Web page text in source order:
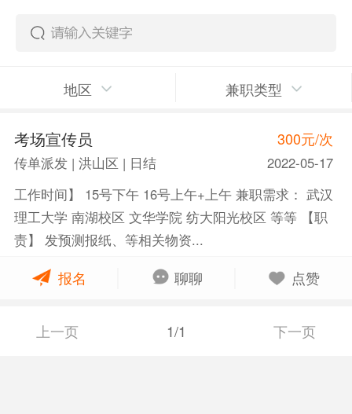
地区 兼职类型
考场宣传员 300元/次
传单派发 | 洪山区 | 日结
2022-05-17
工作时间】 15号下午 16号上午+上午 ️兼职需求： 武汉
理工大学 南湖校区 文华学院 纺大阳光校区 等等 【职
责】 发预测报纸、等相关物资...
报名 聊聊 点赞
上一页 1/1 下一页